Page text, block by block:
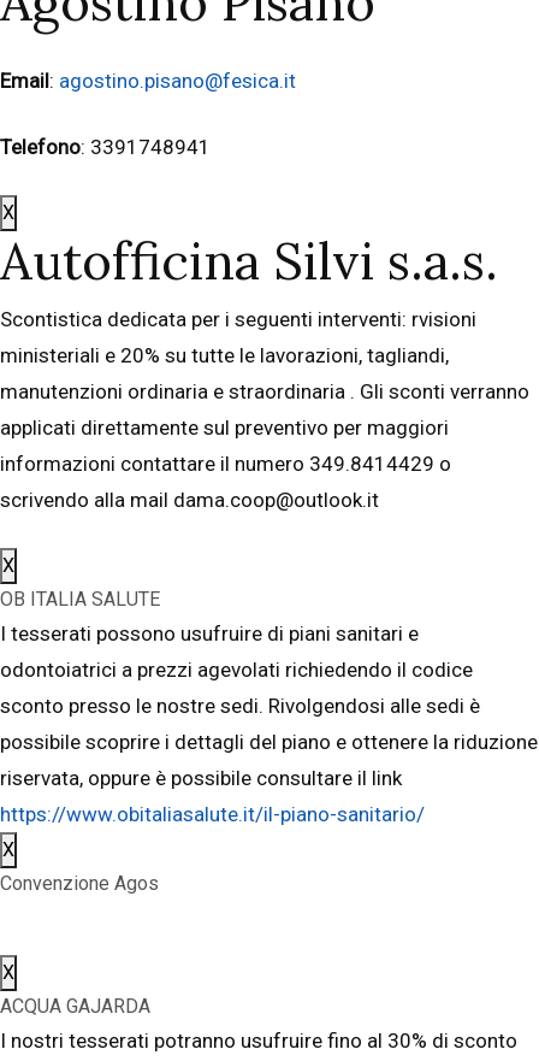
Email: agostino.pisano@fesica.it
Telefono: 3391748941
X
Autofficina Silvi s.a.s.
Scontistica dedicata per i seguenti interventi: rvisioni
ministeriali e 20% su tutte le lavorazioni, tagliandi,
manutenzioni ordinaria e straordinaria . Gli sconti verranno
applicati direttamente sul preventivo per maggiori
informazioni contattare il numero 349.8414429 o
scrivendo alla mail dama.coop@outlook.it
X
OB ITALIA SALUTE
I tesserati possono usufruire di piani sanitari e
odontoiatrici a prezzi agevolati richiedendo il codice
sconto presso le nostre sedi. Rivolgendosi alle sedi è
possibile scoprire i dettagli del piano e ottenere la riduzione
riservata, oppure è possibile consultare il link
https://www.obitaliasalute.it/il-piano-sanitario/
X
Convenzione Agos
X
ACQUA GAJARDA
I nostri tesserati potranno usufruire fino al 30% di sconto